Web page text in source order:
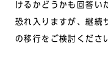
けるかどうかも回答い
恐れ入りますが、継続
の移行をご検討くださ